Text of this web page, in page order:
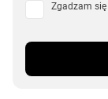
Zgadzam się